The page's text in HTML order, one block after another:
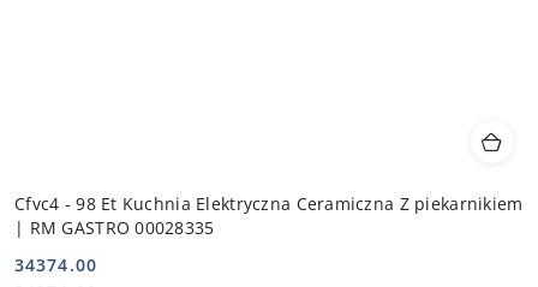
Cfvc4 - 98 Et Kuchnia Elektryczna Ceramiczna Z piekarnikiem
| RM GASTRO 00028335
34374.00